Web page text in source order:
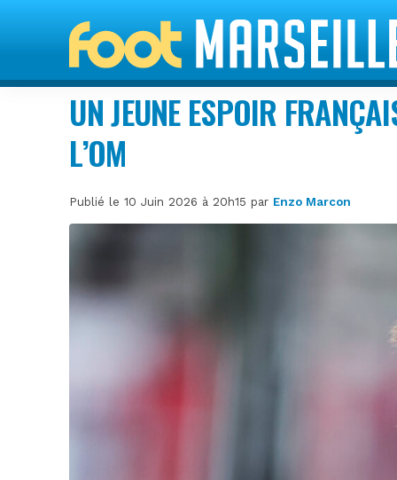
UN JEUNE ESPOIR
L’OM
Publié le 10 Juin 2026 à 20h15 par Enzo Marcon